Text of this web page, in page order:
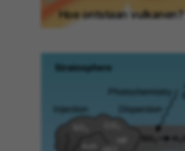
Hoe ontstaan vulkanen?